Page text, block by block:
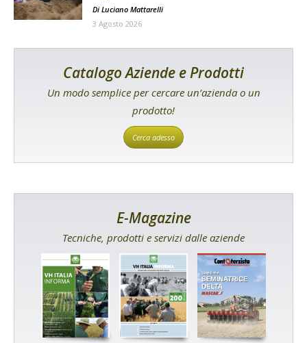
Di Luciano Mattarelli
3 Agosto 2026
Catalogo Aziende e Prodotti
Un modo semplice per cercare un’azienda o un
prodotto!
Cerca adesso
E-Magazine
Tecniche, prodotti e servizi dalle aziende